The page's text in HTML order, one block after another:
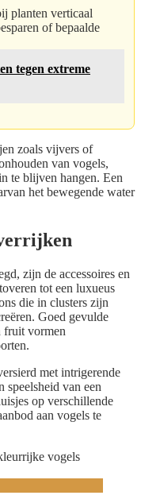
planten verticaal
of bepaalde
tegen extreme
zoals vijvers of
van vogels,
te blijven hangen. Een
het bewegende water
zijn de accessoires en
tot een luxueus
die in clusters zijn
Goed gevulde
fruit vormen
met intrigerende
speelsheid van een
op verschillende
aan vogels te